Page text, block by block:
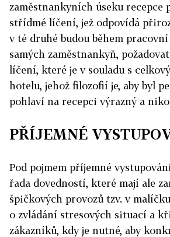
zaměstnankyních úseku recepce
střídmé líčení, jež odpovídá
v té druhé budou během pracovní
samých zaměstnankyň,
líčení, které je v souladu s
hotelu, jehož filozofií je, aby byl
pohlaví na recepci výrazný a
PŘÍJEMNÉ
Pod pojmem příjemné
řada dovedností, které mají ale
špičkových provozů tzv. v
o zvládání stresových situací a
zákazníků, kdy je nutné, aby